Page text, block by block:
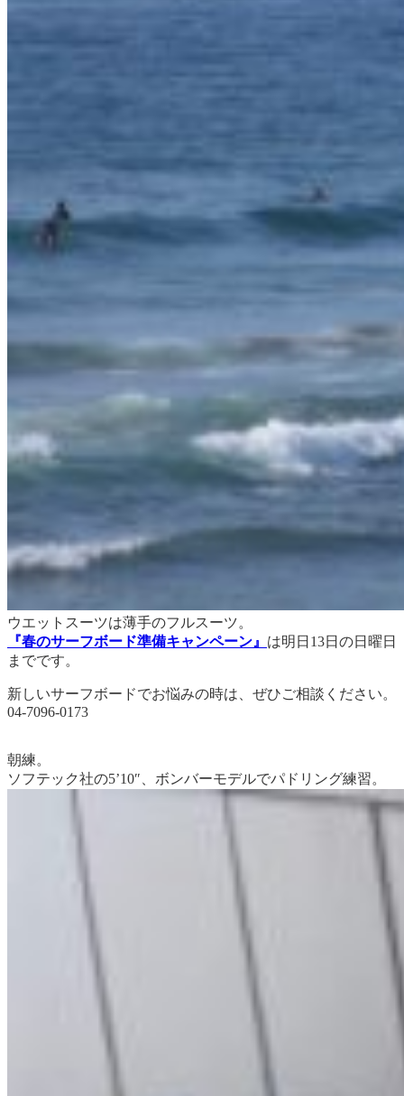
ウエットスーツは薄手のフルスーツ。
『春のサーフボード準備キャンペーン』 は明日13日の日曜日
までです。
新しいサーフボードでお悩みの時は、ぜひご相談ください。
04-7096-0173
朝練。
ソフテック社の5’10″、ボンバーモデルでパドリング練習。